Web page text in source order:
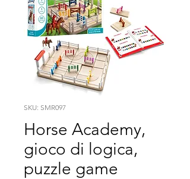
SKU: SMR097
Horse Academy,
gioco di logica,
puzzle game